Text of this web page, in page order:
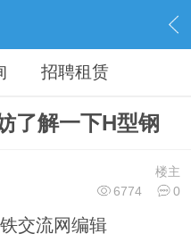
容
招聘租赁
了解一下H型钢
楼主
6774
0
交流网编辑